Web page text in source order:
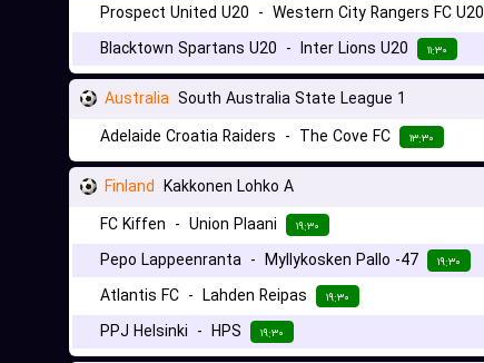
Prospect United U20 - Western City Rangers FC U20
Blacktown Spartans U20 - Inter Lions U20 ۱۱:۳۰
Australia South Australia State League 1
Adelaide Croatia Raiders - The Cove FC ۱۳:۳۰
Finland Kakkonen Lohko A
FC Kiffen - Union Plaani ۱۹:۳۰
Pepo Lappeenranta - Myllykosken Pallo -47 ۱۹:۳۰
Atlantis FC - Lahden Reipas ۱۹:۳۰
PPJ Helsinki - HPS ۱۹:۳۰